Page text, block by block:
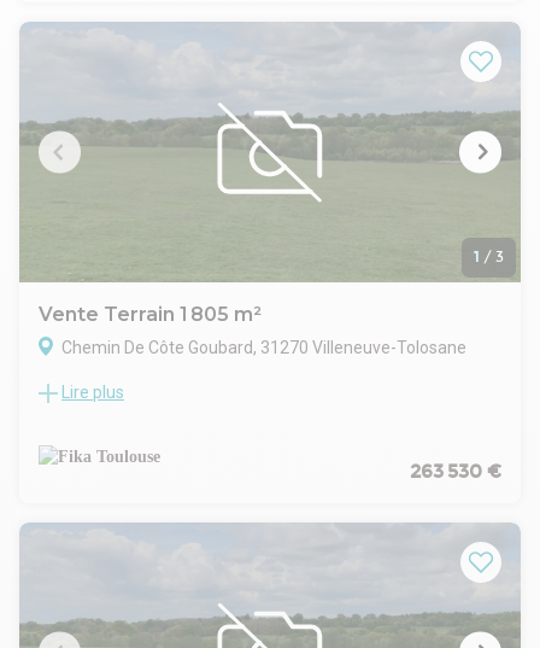
Hauteur maximale : 12 m
Aéroport Aéroport de Toulouse Francazal (France)
Bus Pradié (85)
Autoroute Par A64 sortie n° 39 "Portet-sur-Garonne"
1 / 3
Vente Terrain 1 805 m²
Chemin De Côte Goubard, 31270 Villeneuve-Tolosane
Nous vous proposons à la vente ce terrain situé face à la
et à la limite de Cugnaux et Portet-Sur-Garonne, le terrain est
vendu viabilisé avec possibilité de raccord gaz
Hauteur maximale : 12 m
A 64, sortie 37b (Cugnaux, Villeneuve-Tolosane)
Disponibilité immédiate
Lire plus
263 530 €